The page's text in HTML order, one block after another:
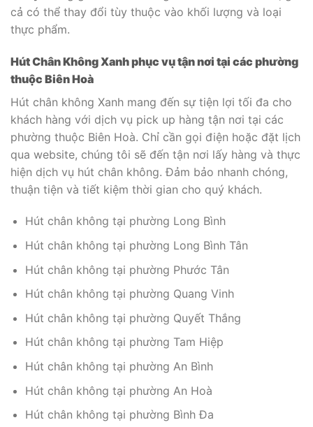
cả có thể thay đổi tùy thuộc vào khối lượng và loại
thực phẩm.
Hút Chân Không Xanh phục vụ tận nơi tại các phường
thuộc Biên Hoà
Hút chân không Xanh mang đến sự tiện lợi tối đa cho
khách hàng với dịch vụ pick up hàng tận nơi tại các
phường thuộc Biên Hoà. Chỉ cần gọi điện hoặc đặt lịch
qua website, chúng tôi sẽ đến tận nơi lấy hàng và thực
hiện dịch vụ hút chân không. Đảm bảo nhanh chóng,
thuận tiện và tiết kiệm thời gian cho quý khách.
Hút chân không tại phường Long Bình
Hút chân không tại phường Long Bình Tân
Hút chân không tại phường Phước Tân
Hút chân không tại phường Quang Vinh
Hút chân không tại phường Quyết Thắng
Hút chân không tại phường Tam Hiệp
Hút chân không tại phường An Bình
Hút chân không tại phường An Hoà
Hút chân không tại phường Bình Đa